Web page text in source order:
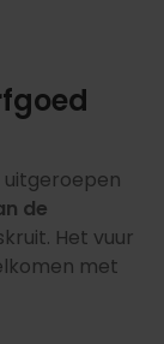
uitgeroepen
de
Het vuur
met